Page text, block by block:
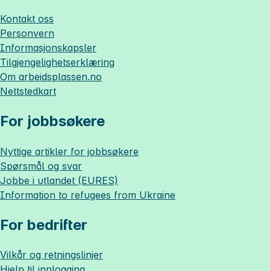
Kontakt oss
Personvern
Informasjonskapsler
Tilgjengelighetserklæring
Om arbeidsplassen.no
Nettstedkart
For jobbsøkere
Nyttige artikler for jobbsøkere
Spørsmål og svar
Jobbe i utlandet (EURES)
Information to refugees from Ukraine
For bedrifter
Vilkår og retningslinjer